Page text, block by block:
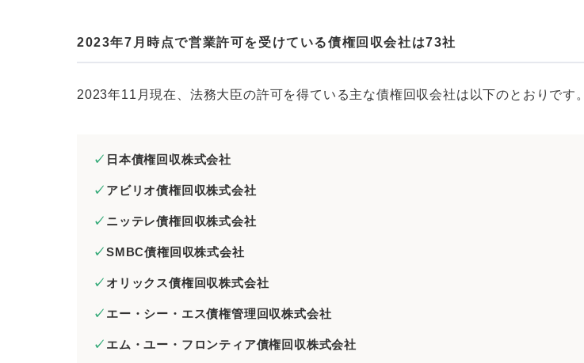
2023年7月時点で営業許可を受けている債権回収会社は73社
2023年11月現在、法務大臣の許可を得ている主な債権回収会社は以下のとおりです。
日本債権回収株式会社
アビリオ債権回収株式会社
ニッテレ債権回収株式会社
SMBC債権回収株式会社
オリックス債権回収株式会社
エー・シー・エス債権管理回収株式会社
エム・ユー・フロンティア債権回収株式会社